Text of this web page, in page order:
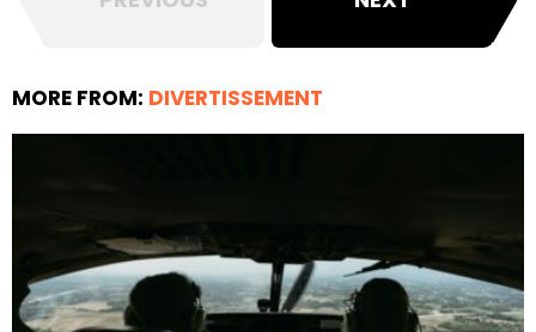
MORE FROM: DIVERTISSEMENT